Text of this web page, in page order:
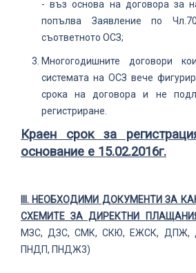
- въз основа на договора за
попълва Заявление по
съответното ОСЗ;
Многогодишните договори
системата на ОСЗ вече
срока на договора и не
регистриране.
Краен срок за
основание е 15.02.2016г.
. НЕОБХОДИМИ ДОКУМЕНТИ ЗА
СХЕМИТЕ ЗА ДИРЕКТНИ
МЗС, ДЗС, СМК, СКЮ, ЕЖСК, ДПЖ,
ПНДП, ПНДЖ3)